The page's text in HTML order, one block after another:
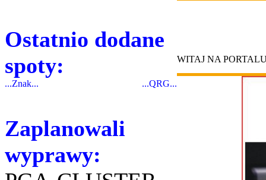
Ostatnio dodane
spoty:
...Znak... ...QRG...
Zaplanowali
wyprawy:
WITAJ NA